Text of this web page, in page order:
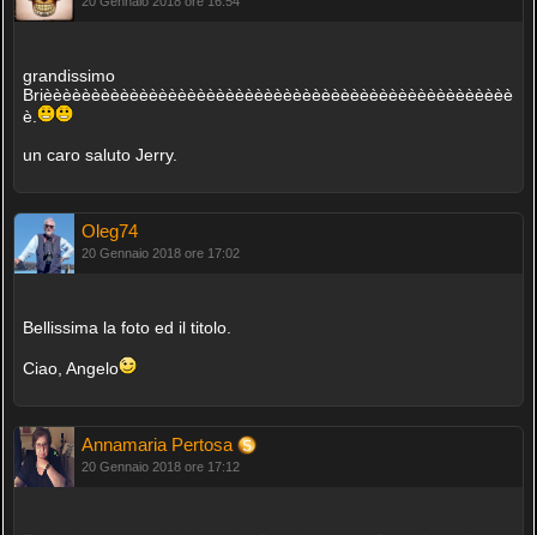
grandissimo
Brièèèèèèèèèèèèèèèèèèèèèèèèèèèèèèèèèèèèèèèèèèèèèèèèè
è.
un caro saluto Jerry.
Oleg74
20 Gennaio 2018 ore 17:02
Bellissima la foto ed il titolo.
Ciao, Angelo
Annamaria Pertosa
20 Gennaio 2018 ore 17:12